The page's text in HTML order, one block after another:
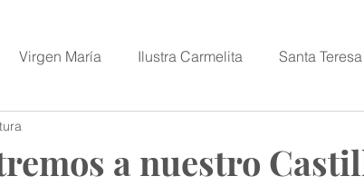
Virgen María Ilustra Carmelita Santa Teresa
a nuestro